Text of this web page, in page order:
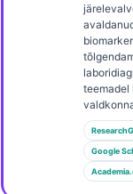
teemadel
Google